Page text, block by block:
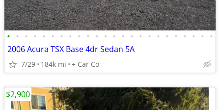
• • • • • • • • • • • • • • • • • • • • • • • •
2006 Acura TSX Base 4dr Sedan 5A
7/29 184k mi + Car Co
$2,900